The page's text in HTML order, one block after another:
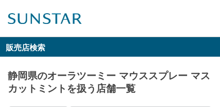
販売店検索
静岡県のオーラツーミー マウススプレー マス
カットミントを扱う店舗一覧